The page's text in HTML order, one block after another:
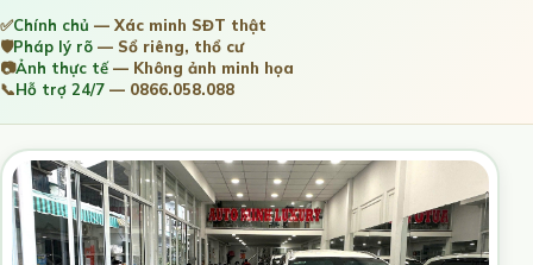
✅Chính chủ — Xác minh SĐT thật
🛡️Pháp lý rõ — Sổ riêng, thổ cư
📷Ảnh thực tế— Không ảnh minh họa
📞Hỗ trợ 24/7 — 0866.058.088